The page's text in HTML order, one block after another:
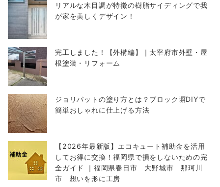
リアルな木目調が特徴の樹脂サイディングで我
が家を美しくデザイン！
完工しました！【外構編】｜太宰府市外壁・屋
根塗装・リフォーム
ジョリパットの塗り方とは？ブロック塀DIYで
簡単おしゃれに仕上げる方法
【2026年最新版】エコキュート補助金を活用
してお得に交換！福岡県で損をしないための完
全ガイド ｜福岡県春日市 大野城市 那珂川
市 想いを形に工房